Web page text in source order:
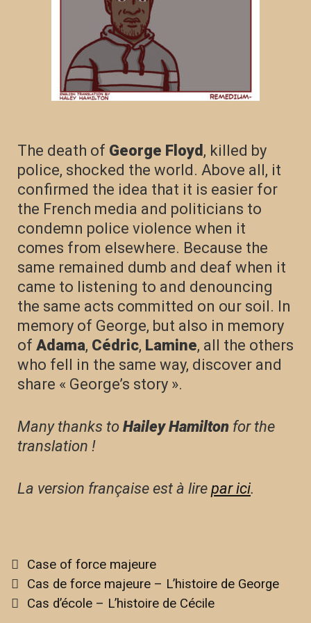
The death of George Floyd , killed by
police, shocked the world. Above all, it
confirmed the idea that it is easier for
the French media and politicians to
condemn police violence when it
comes from elsewhere. Because the
same remained dumb and deaf when it
came to listening to and denouncing
the same acts committed on our soil. In
memory of George, but also in memory
of Adama, Cédric, Lamine, all the others
who fell in the same way, discover and
share « George’s story ».
Many thanks to Hailey Hamilton for the
translation !
La version française est à lire par ici.
Case of force majeure
Cas de force majeure – L’histoire de George
Cas d’école – L’histoire de Cécile